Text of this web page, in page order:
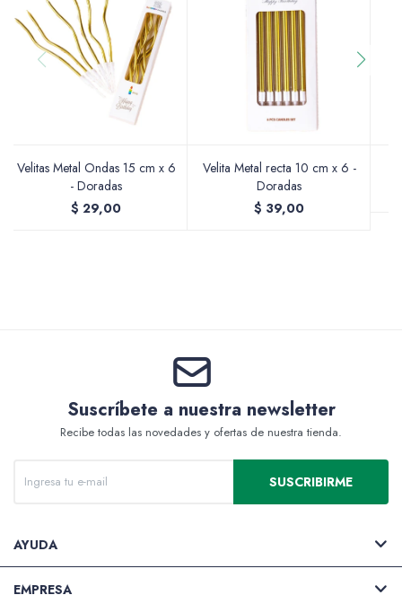
Velitas Metal Ondas 15 cm x 6
- Doradas
$ 29,00
Velita Metal recta 10 cm x 6 -
Doradas
$ 39,00
Suscríbete a nuestra newsletter
Recibe todas las novedades y ofertas de nuestra tienda.
SUSCRIBIRME
AYUDA
EMPRESA
Soportes Artísticos
Pinceles
Accesorios de arte